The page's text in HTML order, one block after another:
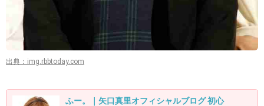
出典：img.rbbtoday.com
ふー。｜矢口真里オフィシャルブログ 初心